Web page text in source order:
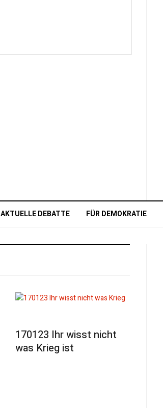
AKTUELLE DEBATTE FÜR DEMOKRATIE
170123 Ihr wisst nicht
was Krieg ist